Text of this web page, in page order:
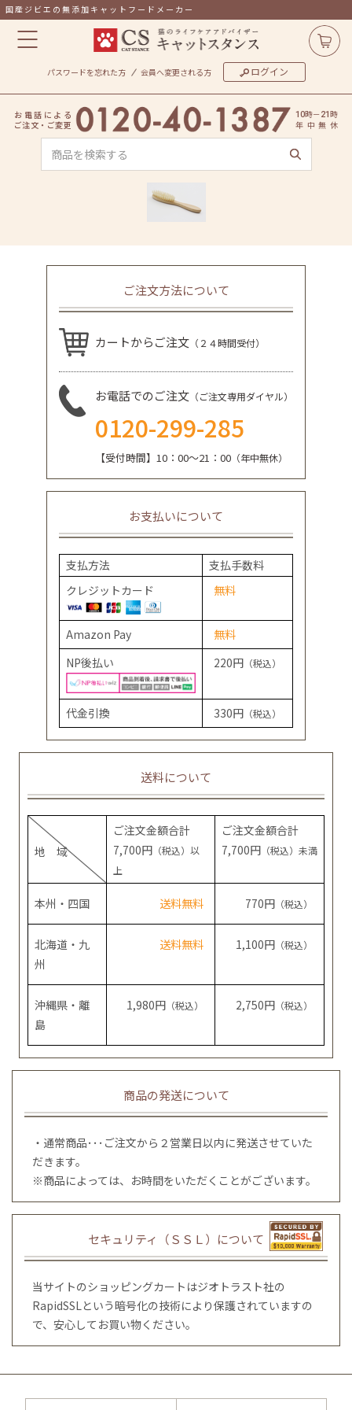
国産ジビエの無添加キャットフードメーカー
パスワードを忘れた方 会員へ変更される方 ログイン
お 電話 に よ る
ご注文 ・ ご変更
10時－21 時
年 中 無 休
ご注文方法について
カートからご注文 （２４時間受付）
お電話でのご注文 （ご注文専用ダイヤル）
0120-299-285
【受付時間】10：00～21：00 （年中無休）
お支払いについて
支払方法
支払手数料
クレジットカード
無料
Amazon Pay
無料
NP後払い
220円 （税込）
代金引換 330円 （税込）
送料について
地 域
ご注文金額合計
7,700円 （税込）以
上
ご注文金額合計
7,700円 （税込）未満
本州・四国 送料無料 770円 （税込）
北海道・九
州
送料無料 1,100円 （税込）
沖縄県・離
島
1,980円 （税込） 2,750円 （税込）
商品の発送について
・通常商品･･･ご注文から２営業日以内に発送させていた
だきます。
※商品によっては、お時間をいただくことがございます。
セキュリティ（ＳＳＬ）について
当サイトのショッピングカートはジオトラスト社の
RapidSSLという暗号化の技術により保護されていますの
で、安心してお買い物ください。